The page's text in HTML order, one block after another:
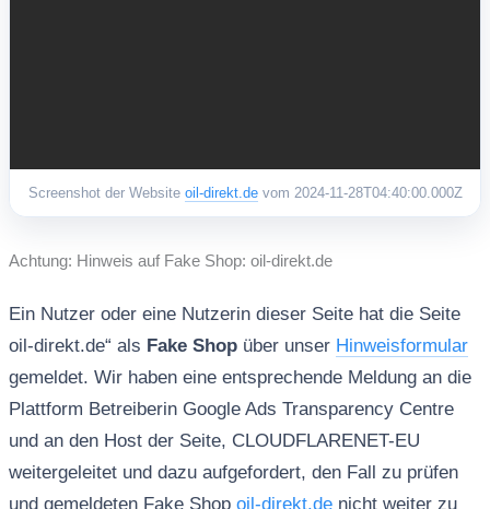
Screenshot der Website oil-direkt.devom 2024-11-28T04:40:00.000Z
Achtung: Hinweis auf Fake Shop: oil-direkt.de
Ein Nutzer oder eine Nutzerin dieser Seite hat die Seite
oil-direkt.de“ als Fake Shopüber unser Hinweisformular
gemeldet. Wir haben eine entsprechende Meldung an die
Plattform Betreiberin Google Ads Transparency Centre
und an den Host der Seite, CLOUDFLARENET-EU
weitergeleitet und dazu aufgefordert, den Fall zu prüfen
und gemeldeten Fake Shop oil-direkt.denicht weiter zu